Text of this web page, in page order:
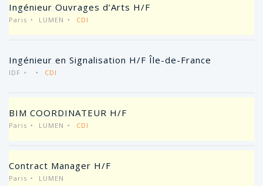
Ingénieur Ouvrages d’Arts H/F
Paris LUMEN CDI
Ingénieur en Signalisation H/F Île-de-France
IDF CDI
BIM COORDINATEUR H/F
Paris LUMEN CDI
Contract Manager H/F
Paris LUMEN